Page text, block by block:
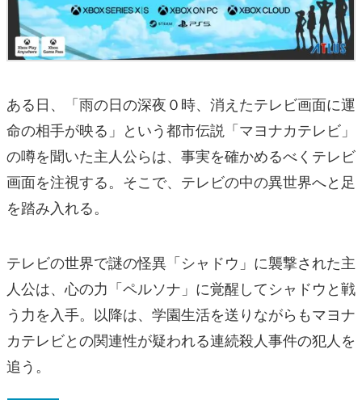
ある日、「雨の日の深夜０時、消えたテレビ画面に運
命の相手が映る」という都市伝説「マヨナカテレビ」
の噂を聞いた主人公らは、事実を確かめるべくテレビ
画面を注視する。そこで、テレビの中の異世界へと足
を踏み入れる。
テレビの世界で謎の怪異「シャドウ」に襲撃された主
人公は、心の力「ペルソナ」に覚醒してシャドウと戦
う力を入手。以降は、学園生活を送りながらもマヨナ
カテレビとの関連性が疑われる連続殺人事件の犯人を
追う。